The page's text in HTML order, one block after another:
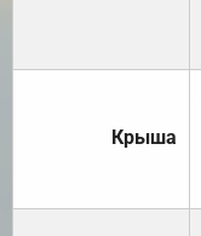
Крыша